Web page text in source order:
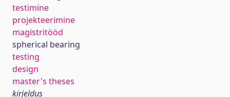
testimine
projekteerimine
magistritööd
spherical bearing
testing
design
master's theses
kirjeldus